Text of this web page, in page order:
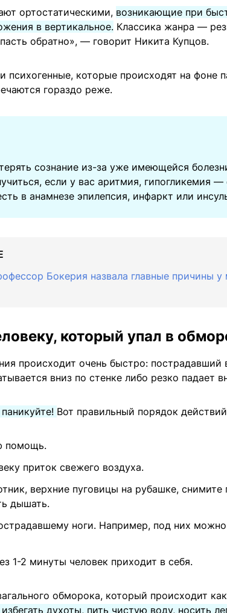
ортостатическими, возникающие при
в вертикальное. Классика жанра —
обратно», — говорит Никита Купцов.
которые происходят на фоне
гораздо реже.
сознание из-за уже имеющейся
если у вас аритмия, гипогликемия —
в анамнезе эпилепсия, инфаркт или
Бокерия назвала главные причины
который упал в
происходит очень быстро: пострадавший
вниз по стенке либо резко падает
Вот правильный порядок
помощь.
приток свежего воздуха.
верхние пуговицы на рубашке,
дышать.
ноги. Например, под них
1-2 минуты человек приходит в себя.
обморока, который происходит
духоты, пить чистую воду, носить